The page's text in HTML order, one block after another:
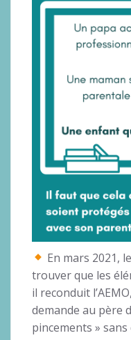
En mars 2021,
trouver que les
il reconduit
demande au père
pincements »